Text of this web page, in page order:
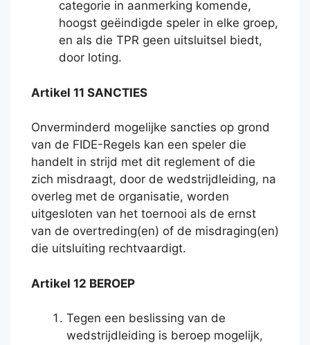
categorie in aanmerking komende,
hoogst geëindigde speler in elke groep,
en als die TPR geen uitsluitsel biedt,
door loting.
Artikel 11 SANCTIES
Onverminderd mogelijke sancties op grond
van de FIDE-Regels kan een speler die
handelt in strijd met dit reglement of die
zich misdraagt, door de wedstrijdleiding, na
overleg met de organisatie, worden
uitgesloten van het toernooi als de ernst
van de overtreding(en) of de misdraging(en)
die uitsluiting rechtvaardigt.
Artikel 12 BEROEP
Tegen een beslissing van de
wedstrijdleiding is beroep mogelijk,